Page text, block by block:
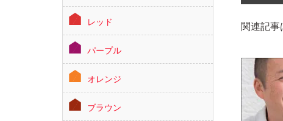
関連記事
レッド
パープル
オレンジ
ブラウン